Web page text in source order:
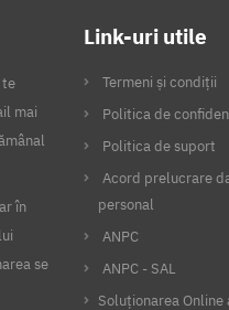
te
mai
în
se
Link-uri utile
Termeni și condiții
Politica de
Politica de suport
Acord prelucrare
personal
ANPC
ANPC - SAL
Soluționarea